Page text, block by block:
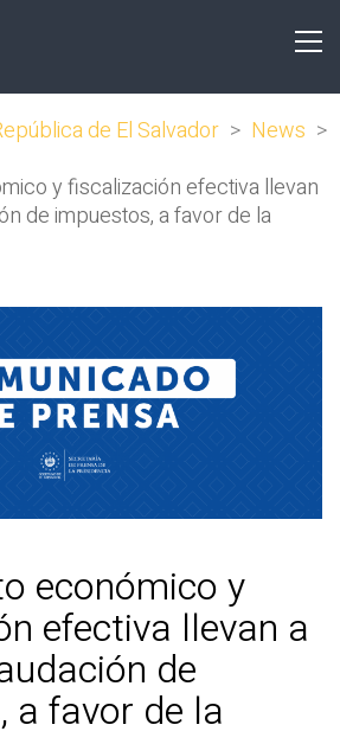
de El Salvador > News >
y fiscalización efectiva llevan
de impuestos, a favor de la
económico y
efectiva llevan a
de
a favor de la